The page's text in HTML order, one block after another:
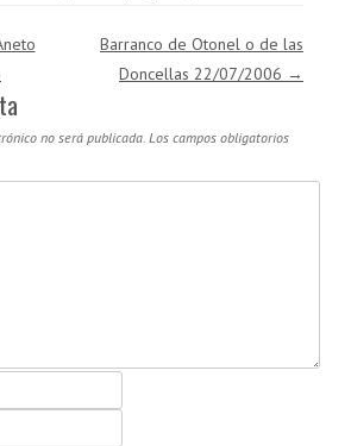
Barranco de Otonel o de las
Doncellas 22/07/2006 →
no será publicada. Los campos obligatorios